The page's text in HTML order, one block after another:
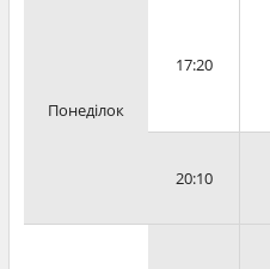
Понеділок
17:20
20:10